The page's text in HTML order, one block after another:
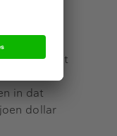
heeft het
in dat
dollar